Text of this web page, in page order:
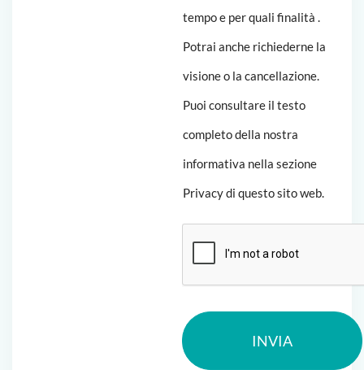
tempo e per quali finalità .
Potrai anche richiederne la
visione o la cancellazione.
Puoi consultare il testo
completo della nostra
informativa nella sezione
Privacy di questo sito web.
INVIA